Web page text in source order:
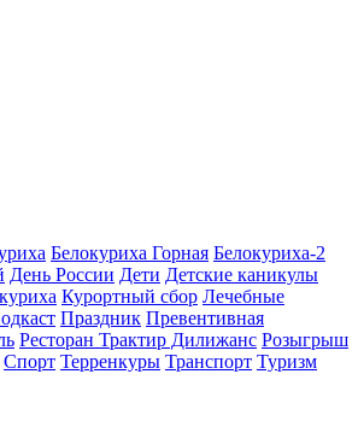
Белокуриха Горная Белокуриха-2
День России Дети Детские каникулы
Курортный сбор Лечебные
Праздник Превентивная
Ресторан Трактир Дилижанс Розыгрыш
Спорт Терренкуры Транспорт Туризм